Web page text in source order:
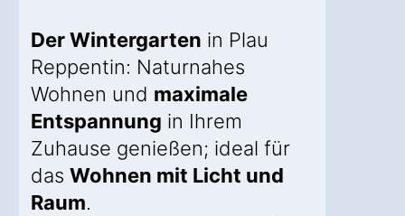
Der Wintergarten in Plau
Reppentin: Naturnahes
Wohnen und maximale
Entspannung in Ihrem
Zuhause genießen; ideal für
das Wohnen mit Licht und
Raum.